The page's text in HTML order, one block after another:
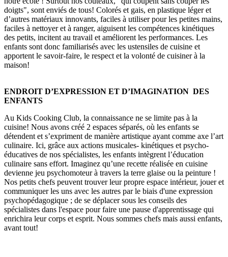
doigts", sont enviés de tous! Colorés et gais, en plastique léger et
d’autres matériaux innovants, faciles à utiliser pour les petites mains,
faciles à nettoyer et à ranger, aiguisent les compétences kinétiques
des petits, incitent au travail et améliorent les performances. Les
enfants sont donc familiarisés avec les ustensiles de cuisine et
apportent le savoir-faire, le respect et la volonté de cuisiner à la
maison!
ENDROIT D’EXPRESSION ET D’IMAGINATION DES
ENFANTS
Au Kids Cooking Club, la connaissance ne se limite pas à la
cuisine! Nous avons créé 2 espaces séparés, où les enfants se
détendent et s’expriment de manière artistique ayant comme axe l’art
culinaire. Ici, grâce aux actions musicales- kinétiques et psycho-
éducatives de nos spécialistes, les enfants intègrent l’éducation
culinaire sans effort. Imaginez qu’une recette réalisée en cuisine
devienne jeu psychomoteur à travers la terre glaise ou la peinture !
Nos petits chefs peuvent trouver leur propre espace intérieur, jouer et
communiquer les uns avec les autres par le biais d'une expression
psychopédagogique ; de se déplacer sous les conseils des
spécialistes dans l'espace pour faire une pause d'apprentissage qui
enrichira leur corps et esprit. Nous sommes chefs mais aussi enfants,
avant tout!